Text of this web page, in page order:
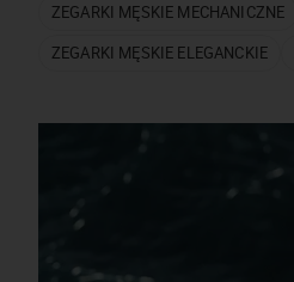
ZEGARKI MĘSKIE MECHANICZNE
ZEGARKI MĘSKIE ELEGANCKIE